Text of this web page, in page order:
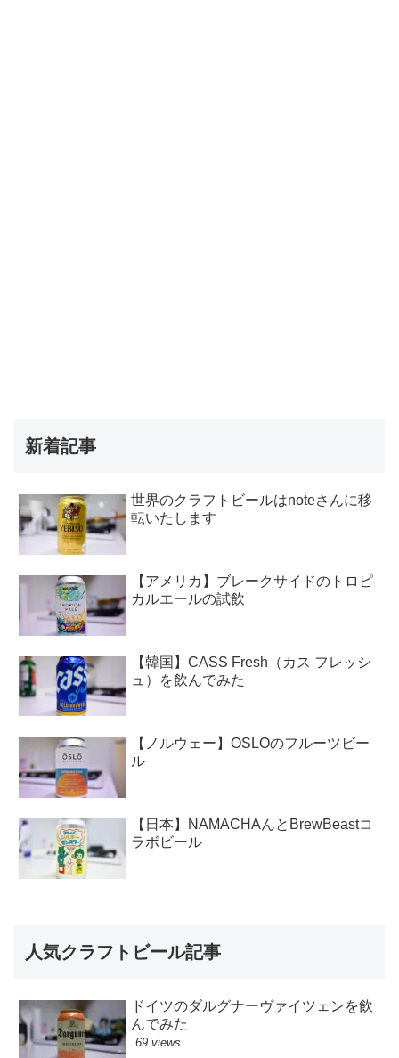
新着記事
世界のクラフトビールはnoteさんに移
転いたします
【アメリカ】ブレークサイドのトロピ
カルエールの試飲
【韓国】CASS Fresh（カス フレッシ
ュ）を飲んでみた
【ノルウェー】OSLOのフルーツビー
ル
【日本】NAMACHAんとBrewBeastコ
ラボビール
人気クラフトビール記事
ドイツのダルグナーヴァイツェンを飲
んでみた
69 views